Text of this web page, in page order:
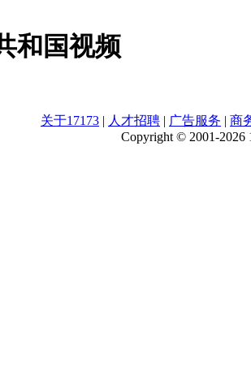
和国视频
关于17173 | 人才招聘 | 广告服务 | 商
Copyright © 2001-2026